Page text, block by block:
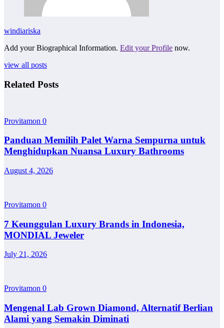
windiariska
Add your Biographical Information. Edit your Profile now.
view all posts
Related Posts
Provitamon 0
Panduan Memilih Palet Warna Sempurna untuk
Menghidupkan Nuansa Luxury Bathrooms
August 4, 2026
Provitamon 0
7 Keunggulan Luxury Brands in Indonesia,
MONDIAL Jeweler
July 21, 2026
Provitamon 0
Mengenal Lab Grown Diamond, Alternatif Berlian
Alami yang Semakin Diminati